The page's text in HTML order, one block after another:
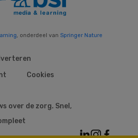
, onderdeel van Springer Nature
Cookies
over de zorg. Snel,